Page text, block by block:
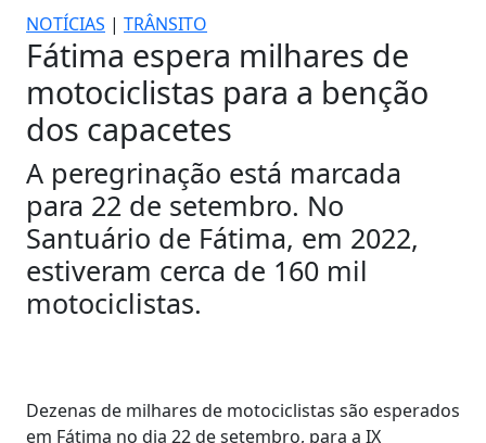
NOTÍCIAS | TRÂNSITO
Fátima espera milhares de
motociclistas para a benção
dos capacetes
A peregrinação está marcada
para 22 de setembro. No
Santuário de Fátima, em 2022,
estiveram cerca de 160 mil
motociclistas.
Dezenas de milhares de motociclistas são esperados
em Fátima no dia 22 de setembro, para a IX